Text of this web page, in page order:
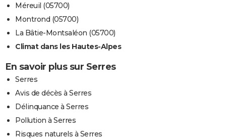
Méreuil (05700)
Montrond (05700)
La Bâtie-Montsaléon (05700)
Climat dans les Hautes-Alpes
En savoir plus sur Serres
Serres
Avis de décès à Serres
Délinquance à Serres
Pollution à Serres
Risques naturels à Serres